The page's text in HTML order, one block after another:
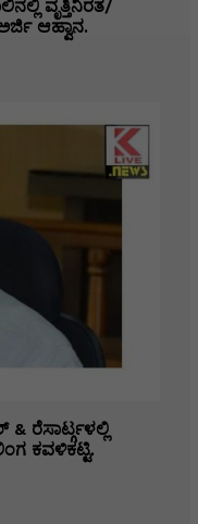
ವೃತ್ತಿನಿರತ/
ಆಹ್ವಾನ.
ರೆಸಾರ್ಟ್ಗಳಲ್ಲಿ
ಕವಳಿಕಟ್ಟಿ.